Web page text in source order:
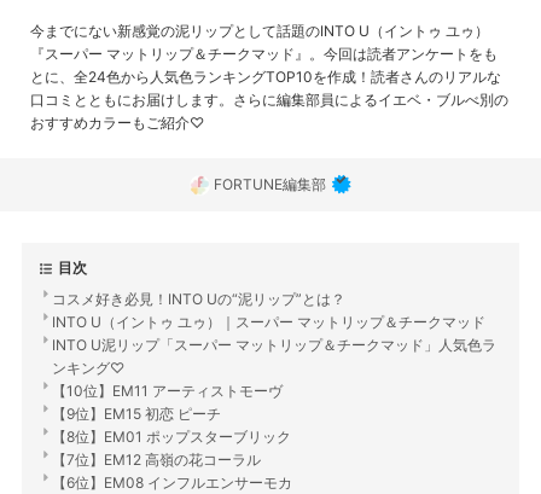
今までにない新感覚の泥リップとして話題のINTO U（イントゥ ユゥ）
『スーパー マットリップ＆チークマッド』。今回は読者アンケートをも
とに、全24色から人気色ランキングTOP10を作成！読者さんのリアルな
口コミとともにお届けします。さらに編集部員によるイエベ・ブルべ別の
おすすめカラーもご紹介♡
FORTUNE編集部
目次
コスメ好き必見！INTO Uの“泥リップ”とは？
INTO U（イントゥ ユゥ）｜スーパー マットリップ＆チークマッド
INTO U泥リップ「スーパー マットリップ＆チークマッド」人気色ラ
ンキング♡
【10位】EM11 アーティストモーヴ
【9位】EM15 初恋 ピーチ
【8位】EM01 ポップスターブリック
【7位】EM12 高嶺の花コーラル
【6位】EM08 インフルエンサーモカ